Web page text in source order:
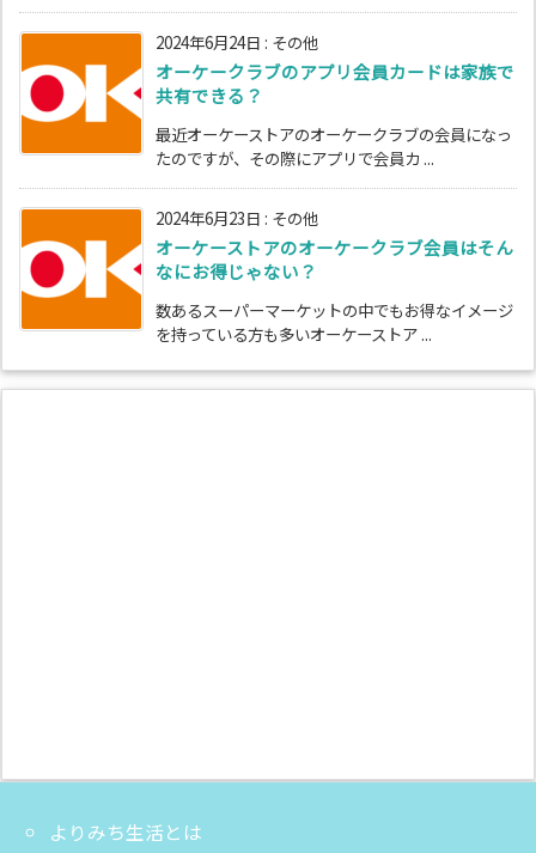
2024年6月24日 : その他
オーケークラブのアプリ会員カードは家族で
共有できる？
最近オーケーストアのオーケークラブの会員になっ
たのですが、その際にアプリで会員カ ...
2024年6月23日 : その他
オーケーストアのオーケークラブ会員はそん
なにお得じゃない？
数あるスーパーマーケットの中でもお得なイメージ
を持っている方も多いオーケーストア ...
よりみち生活とは